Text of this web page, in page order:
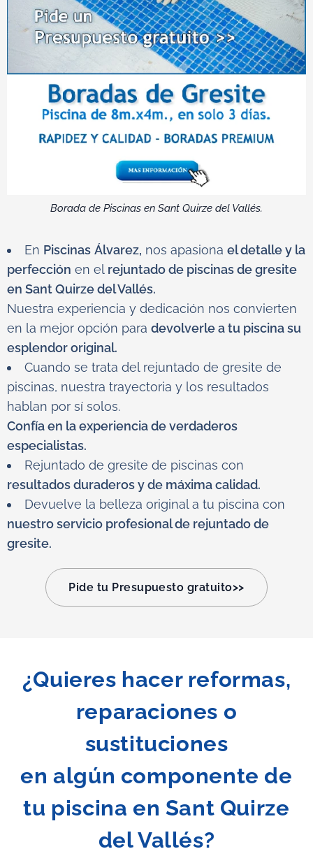
Borada de Piscinas en Sant Quirze del Vallés.
En Piscinas Álvarez, nos apasiona el detalle y la
perfección en el rejuntado de piscinas de gresite
en Sant Quirze del Vallés.
Nuestra experiencia y dedicación nos convierten
en la mejor opción para devolverle a tu piscina su
esplendor original.
Cuando se trata del rejuntado de gresite de
piscinas, nuestra trayectoria y los resultados
hablan por sí solos.
Confía en la experiencia de verdaderos
especialistas.
Rejuntado de gresite de piscinas con
resultados duraderos y de máxima calidad.
Devuelve la belleza original a tu piscina con
nuestro servicio profesional de rejuntado de
gresite.
Pide tu Presupuesto gratuito>>
¿Quieres hacer reformas,
reparaciones o
sustituciones
en algún componente de
tu piscina en Sant Quirze
del Vallés?